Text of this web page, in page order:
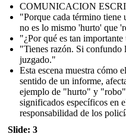
COMUNICACION
"Porque cada término
no es lo mismo 'hurto' que
"¿Por qué es tan
"Tienes razón. Si confundo
juzgado."
Esta escena muestra cómo
sentido de un informe,
ejemplo de "hurto" y "robo"
significados específicos en
responsabilidad de los
Slide: 3